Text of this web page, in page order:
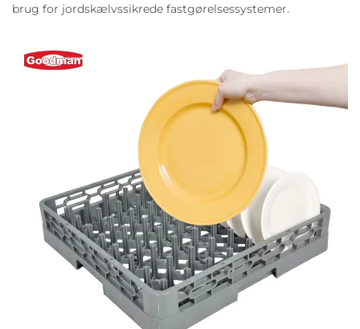
brug for jordskælvssikrede fastgørelsessystemer.